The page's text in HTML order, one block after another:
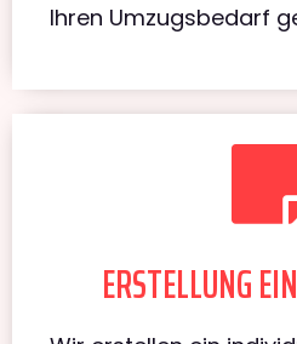
Ihren Umzugsbedarf
ERSTELLUNG